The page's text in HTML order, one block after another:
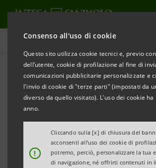
Consenso all'uso di cookie
Questo sito utilizza cookie tecnici e, previo
dell’utente, cookie di profilazione al fine di
comunicazioni pubblicitarie personalizzate e
l'invio di cookie di "terze parti" (impostati da
diverso da quello visitato). L'uso dei cookie ha
anno.
!
Cliccando sulla [x] di chiusura del
acconsenti all’uso dei cookie di
potremo, perciò, personalizzare la tua
di navigazione, né offrirti contenuti in
Comunicati stampa
STAMPA AGGIORNA
A CITY GREEN LIGHT 197 MILIONI
SOSTENIBILI NEI COMUNI
Società, specializzata nell’offrire
nel comparto dell’illuminazione
energetica e dei servizi smart, per